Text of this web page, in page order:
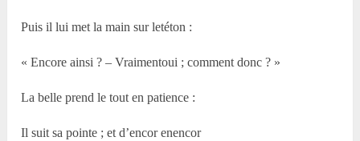
Puis il lui met la main sur letéton :
« Encore ainsi ? – Vraimentoui ; comment donc ? »
La belle prend le tout en patience :
Il suit sa pointe ; et d’encor enencor